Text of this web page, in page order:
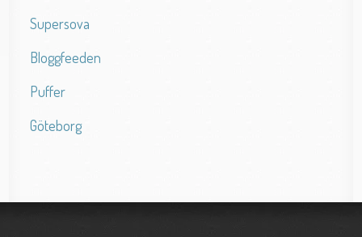
Supersova
Bloggfeeden
Puffer
Göteborg